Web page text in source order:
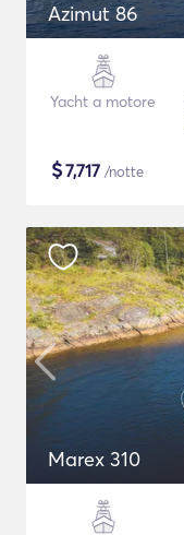
Azimut 86
Yacht a motore
$7,717 /notte
Marex 310